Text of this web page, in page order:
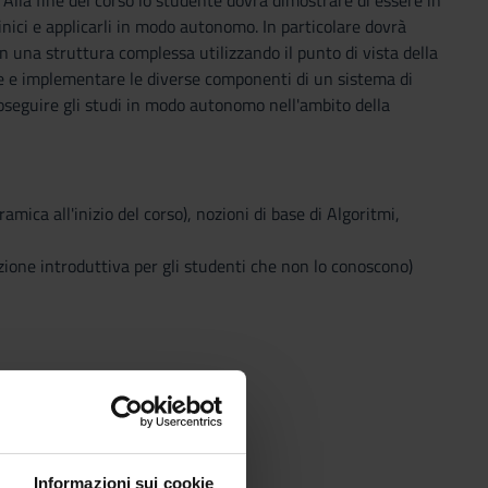
Informazioni sui cookie
e applicarli in modo autonomo. In particolare dovrà
una struttura complessa utilizzando il punto di vista della
implementare le diverse componenti di un sistema di
gli studi in modo autonomo nell'ambito della
all'inizio del corso), nozioni di base di Algoritmi,
introduttiva per gli studenti che non lo conoscono)